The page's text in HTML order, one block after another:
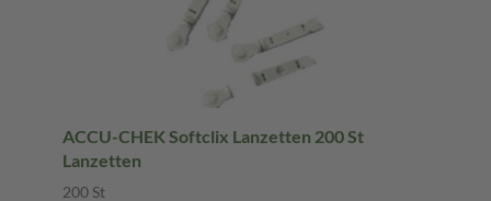
ACCU-CHEK Softclix Lanzetten 200 St
Lanzetten
200 St